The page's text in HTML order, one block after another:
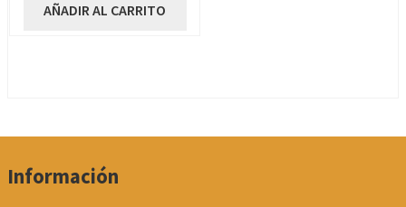
AÑADIR AL CARRITO
Información